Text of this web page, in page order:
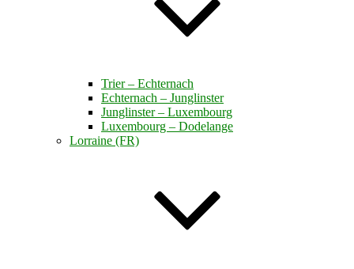
Trier – Echternach
Echternach – Junglinster
Junglinster – Luxembourg
Luxembourg – Dodelange
Lorraine (FR)